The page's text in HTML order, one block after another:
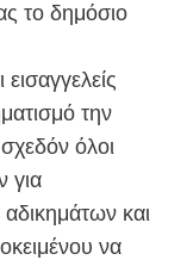
το δημόσιο
την
όλοι
για
και
να